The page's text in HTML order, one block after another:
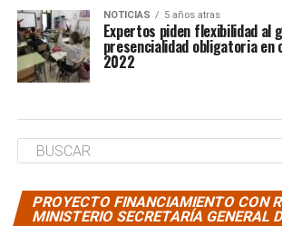
NOTICIAS 5 años atras
Expertos piden flexibilidad al
presencialidad obligatoria en
2022
PROYECTO FINANCIAMIENTO CON
MINISTERIO SECRETARÍA GENERAL